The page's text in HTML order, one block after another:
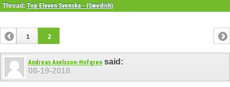
Thread: Top Eleven Svenska - (Swedish)
1 2
Andreas Axelsson-Hofgren said:
08-19-2018